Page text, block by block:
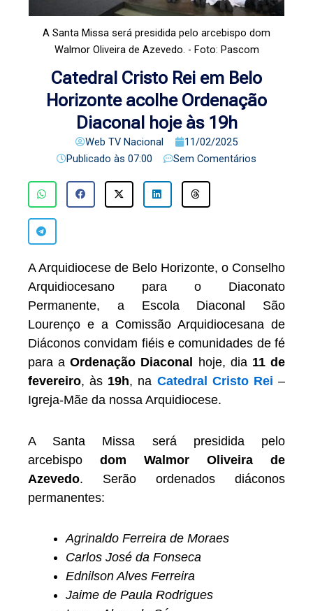
A Santa Missa será presidida pelo arcebispo dom
Walmor Oliveira de Azevedo. - Foto: Pascom
Catedral Cristo Rei em Belo
Horizonte acolhe Ordenação
Diaconal hoje às 19h
Web TV Nacional
11/02/2025
Publicado às 07:00 Sem Comentários
A Arquidiocese de Belo Horizonte, o Conselho
Arquidiocesano para o Diaconato
Permanente, a Escola Diaconal São
Lourenço e a Comissão Arquidiocesana de
Diáconos convidam fiéis e comunidades de fé
para aOrdenação Diaconal hoje, dia 11 de
fevereiro, às 19h, na Catedral Cristo Rei –
Igreja-Mãe da nossa Arquidiocese.
A Santa Missa será presidida pelo
arcebispo dom Walmor Oliveira de
Azevedo. Serão ordenados diáconos
permanentes:
Agrinaldo Ferreira de Moraes
Carlos José da Fonseca
Ednilson Alves Ferreira
Jaime de Paula Rodrigues